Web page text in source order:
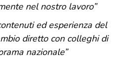
nel nostro lavoro”
ed esperienza del
diretto con colleghi di
nazionale”